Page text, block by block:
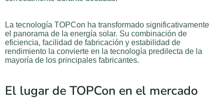
La tecnología TOPCon ha transformado significativamente
el panorama de la energía solar. Su combinación de
eficiencia, facilidad de fabricación y estabilidad de
rendimiento la convierte en la tecnología predilecta de la
mayoría de los principales fabricantes.
El lugar de TOPCon en el mercado